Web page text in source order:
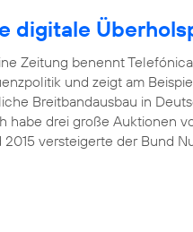
digitale
Zeitung benennt
und zeigt am
Breitbandausbau in
habe drei große Auktionen
versteigerte der Bund